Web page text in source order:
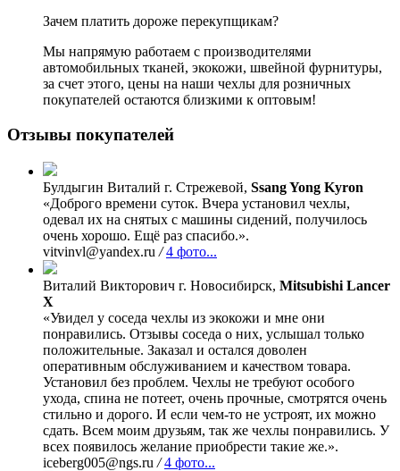
Зачем платить дороже перекупщикам?
Мы напрямую работаем с производителями
автомобильных тканей, экокожи, швейной фурнитуры,
за счет этого, цены на наши чехлы для розничных
покупателей остаются близкими к оптовым!
Отзывы покупателей
Булдыгин Виталий г. Стрежевой, Ssang Yong Kyron
«Доброго времени суток. Вчера установил чехлы,
одевал их на снятых с машины сидений, получилось
очень хорошо. Ещё раз спасибо.».
vitvinvl@yandex.ru / 4 фото...
Виталий Викторович г. Новосибирск, Mitsubishi Lancer
X
«Увидел у соседа чехлы из экокожи и мне они
понравились. Отзывы соседа о них, услышал только
положительные. Заказал и остался доволен
оперативным обслуживанием и качеством товара.
Установил без проблем. Чехлы не требуют особого
ухода, спина не потеет, очень прочные, смотрятся очень
стильно и дорого. И если чем-то не устроят, их можно
сдать. Всем моим друзьям, так же чехлы понравились. У
всех появилось желание приобрести такие же.».
iceberg005@ngs.ru / 4 фото...